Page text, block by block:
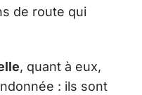
de route qui
, quant à eux,
: ils sont